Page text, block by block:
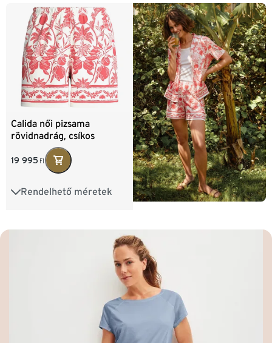
Calida női pizsama
rövidnadrág, csíkos
19 995 Ft
Rendelhető méretek
XS S M L